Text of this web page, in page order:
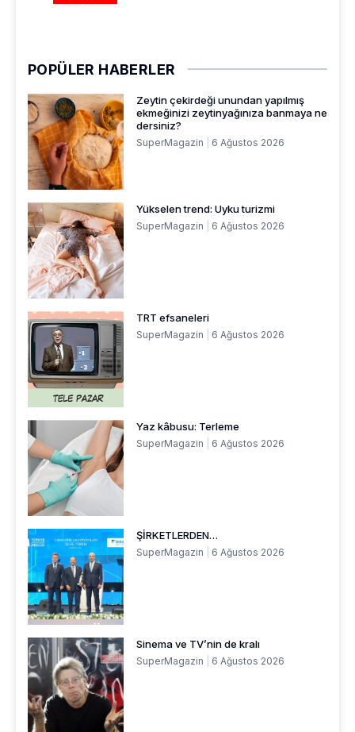
POPÜLER HABERLER
Zeytin çekirdeği unundan yapılmış
ekmeğinizi zeytinyağınıza banmaya ne
dersiniz?
SuperMagazin 6 Ağustos 2026
Yükselen trend: Uyku turizmi
SuperMagazin 6 Ağustos 2026
TRT efsaneleri
SuperMagazin 6 Ağustos 2026
Yaz kâbusu: Terleme
SuperMagazin 6 Ağustos 2026
ŞİRKETLERDEN…
SuperMagazin 6 Ağustos 2026
Sinema ve TV’nin de kralı
SuperMagazin 6 Ağustos 2026